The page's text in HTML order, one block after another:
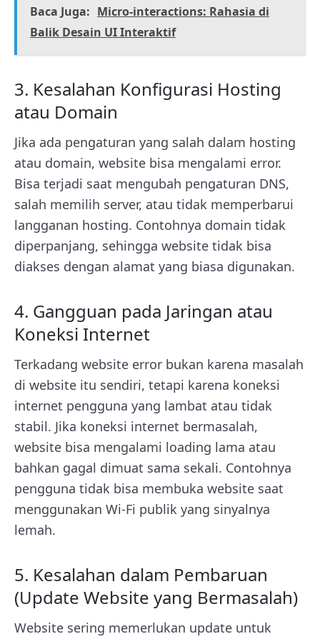
Baca Juga: Micro-interactions: Rahasia di
Balik Desain UI Interaktif
3. Kesalahan Konfigurasi Hosting
atau Domain
Jika ada pengaturan yang salah dalam hosting
atau domain, website bisa mengalami error.
Bisa terjadi saat mengubah pengaturan DNS,
salah memilih server, atau tidak memperbarui
langganan hosting. Contohnya domain tidak
diperpanjang, sehingga website tidak bisa
diakses dengan alamat yang biasa digunakan.
4. Gangguan pada Jaringan atau
Koneksi Internet
Terkadang website error bukan karena masalah
di website itu sendiri, tetapi karena koneksi
internet pengguna yang lambat atau tidak
stabil. Jika koneksi internet bermasalah,
website bisa mengalami loading lama atau
bahkan gagal dimuat sama sekali. Contohnya
pengguna tidak bisa membuka website saat
menggunakan Wi-Fi publik yang sinyalnya
lemah.
5. Kesalahan dalam Pembaruan
(Update Website yang Bermasalah)
Website sering memerlukan update untuk